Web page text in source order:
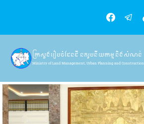
content
ក្រសួងរៀបចំដែនដី នគរូបនីយកម្ម និងសំណង់
Ministry of Land Management, Urban Planning and Construction